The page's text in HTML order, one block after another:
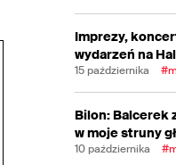
Imprezy,
wydarzeń na
15 października
Bilon: Balcerek
w moje struny
10 października